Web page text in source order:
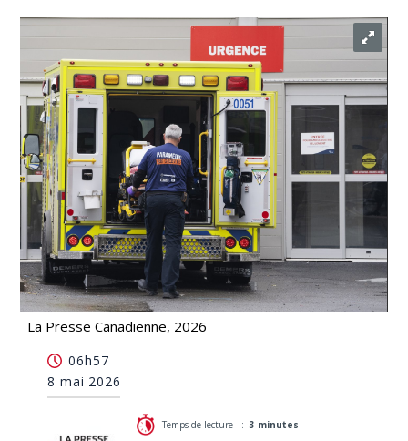
La Presse Canadienne, 2026
répit lors des séries du Canadien
06h57
8 mai 2026
Temps de lecture :3 minutes